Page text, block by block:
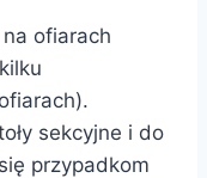
ofiarach
sekcyjne i do
przypadkom